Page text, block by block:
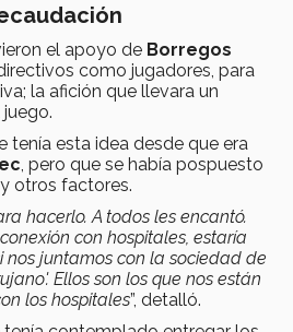
el apoyo de Borregos
como jugadores, para
la afición que llevara un
tenía esta idea desde que era
, pero que se había pospuesto
otros factores.
hacerlo. A todos les encantó.
con hospitales, estaría
nos juntamos con la sociedad de
Ellos son los que nos están
los hospitales”, detalló.